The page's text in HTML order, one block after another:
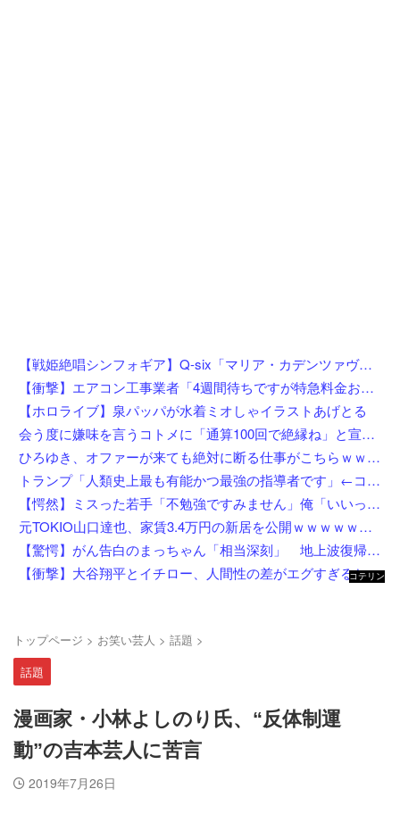
【戦姫絶唱シンフォギア】Q-six「マリア・カデンツァヴナ・イヴ」フィギュア【8月4日予約開始】
【衝撃】エアコン工事業者「4週間待ちですが特急料金お支払い頂けるなら当日可です」←これw w w w w w w
【ホロライブ】泉パッパが水着ミオしゃイラストあげとる
会う度に嫌味を言うコトメに「通算100回で絶縁ね」と宣言した私！カウント達成後、鍵を交換して庭で喚くコトメに仕掛けた恥ずかしすぎる撃退法←律儀に録音＆カウントしてて草
ひろゆき、オファーが来ても絶対に断る仕事がこちらｗｗｗｗｗｗｗｗ
トランプ「人類史上最も有能かつ最強の指導者です」←コイツがイラン如きに右往左往してる理由
【愕然】ミスった若手「不勉強ですみません」俺「いいってことよ、教えてあげんよ」若手「訴えます」←ちょっと待って、コレワイが悪いんか？？？？？？？
元TOKIO山口達也、家賃3.4万円の新居を公開ｗｗｗｗｗｗｗｗ
【驚愕】がん告白のまっちゃん「相当深刻」 地上波復帰の意外な切り札はまさかの…w w w w w w w w w
【衝撃】大谷翔平とイチロー、人間性の差がエグすぎると話題に←お前らコレ見てどう思う？？？？？？
コテリン
トップページ > お笑い芸人 > 話題 >
話題
漫画家・小林よしのり氏、“反体制運
動”の吉本芸人に苦言
2019年7月26日